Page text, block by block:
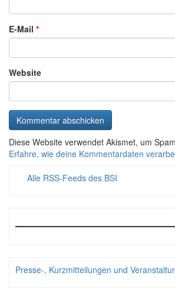
E-Mail *
Website
Diese Website verwendet Akismet, um
Erfahre, wie deine Kommentardaten
Alle RSS-Feeds des BSI
Presse-, Kurzmitteilungen und